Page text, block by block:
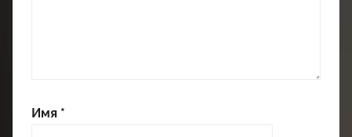
Имя *